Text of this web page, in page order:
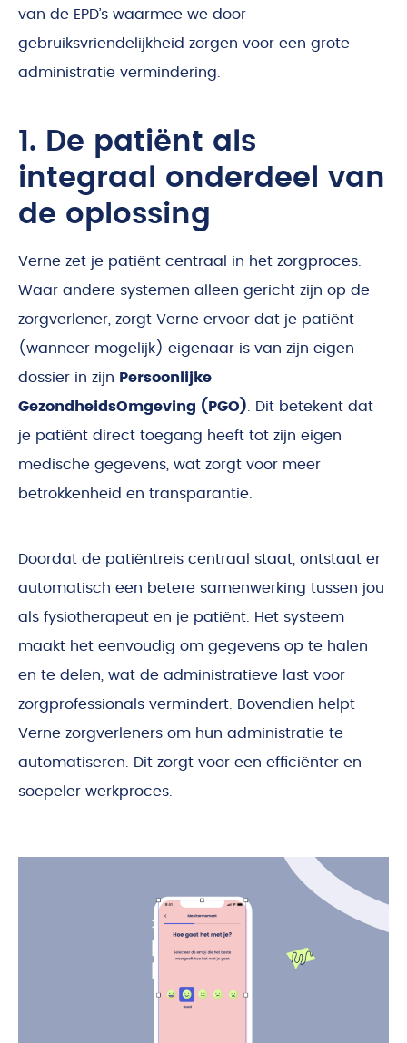
van de EPD’s waarmee we door
gebruiksvriendelijkheid zorgen voor een grote
administratie vermindering.
1. De patiënt als
integraal onderdeel van
de oplossing
Verne zet je patiënt centraal in het zorgproces.
Waar andere systemen alleen gericht zijn op de
zorgverlener, zorgt Verne ervoor dat je patiënt
(wanneer mogelijk) eigenaar is van zijn eigen
dossier in zijn
Persoonlijke
GezondheidsOmgeving (PGO) . Dit betekent dat
je patiënt direct toegang heeft tot zijn eigen
medische gegevens, wat zorgt voor meer
betrokkenheid en transparantie.
Doordat de patiëntreis centraal staat, ontstaat er
automatisch een betere samenwerking tussen jou
als fysiotherapeut en je patiënt. Het systeem
maakt het eenvoudig om gegevens op te halen
en te delen, wat de administratieve last voor
zorgprofessionals vermindert. Bovendien helpt
Verne zorgverleners om hun administratie te
automatiseren. Dit zorgt voor een efficiënter en
soepeler werkproces.